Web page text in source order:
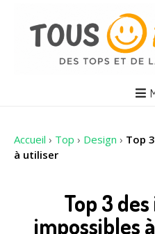
Accueil › Top › Design › Top
à utiliser
Top 3
impossibles